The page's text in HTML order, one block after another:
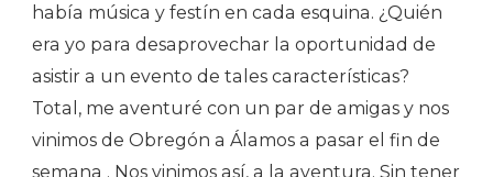
había música y festín en cada esquina. ¿Quién
era yo para desaprovechar la oportunidad de
asistir a un evento de tales características?
Total, me aventuré con un par de amigas y nos
vinimos de Obregón a Álamos a pasar el fin de
semana . Nos vinimos así, a la aventura. Sin tener